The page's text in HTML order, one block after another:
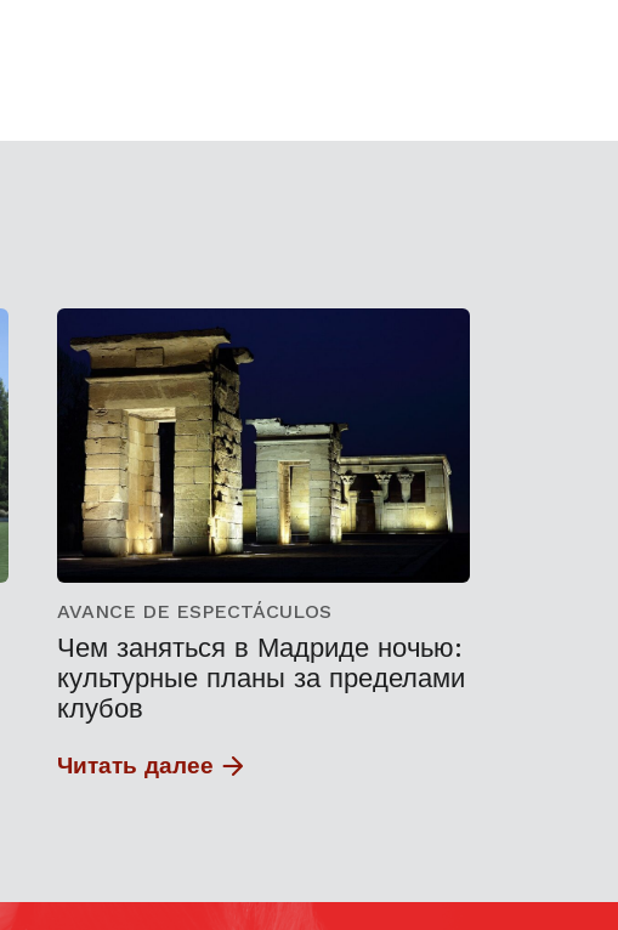
AVANCE DE ESPECTÁCULOS
Чем заняться в Мадриде ночью:
культурные планы за пределами
клубов
Читать далее